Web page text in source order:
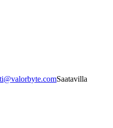
Saatavilla